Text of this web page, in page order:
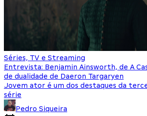
Séries, TV e Streaming
Entrevista: Benjamin Ainsworth, de A
de dualidade de Daeron Targaryen
Jovem ator é um dos destaques da
série
Pedro Siqueira